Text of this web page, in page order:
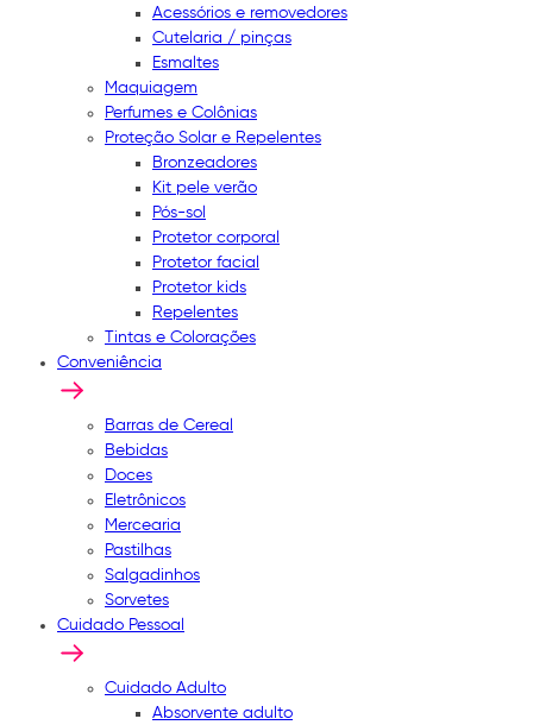
Acessórios e removedores
Cutelaria / pinças
Esmaltes
Maquiagem
Perfumes e Colônias
Proteção Solar e Repelentes
Bronzeadores
Kit pele verão
Pós-sol
Protetor corporal
Protetor facial
Protetor kids
Repelentes
Tintas e Colorações
Conveniência
Barras de Cereal
Bebidas
Doces
Eletrônicos
Mercearia
Pastilhas
Salgadinhos
Sorvetes
Cuidado Pessoal
Cuidado Adulto
Absorvente adulto